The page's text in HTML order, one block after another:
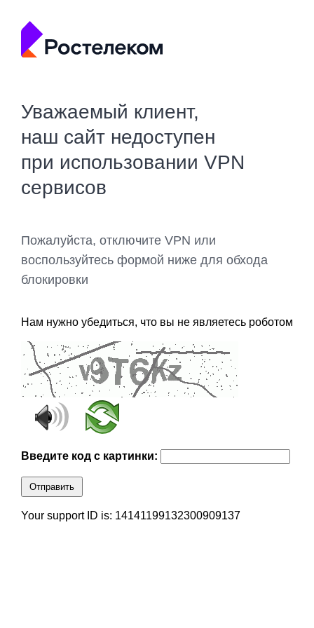
Уважаемый клиент,
наш сайт недоступен
при использовании VPN
сервисов
Пожалуйста, отключите VPN или
воспользуйтесь формой ниже для обхода
блокировки
Нам нужно убедиться, что вы не являетесь роботом
Введите код с картинки:
Отправить
Your support ID is: 14141199132300909137